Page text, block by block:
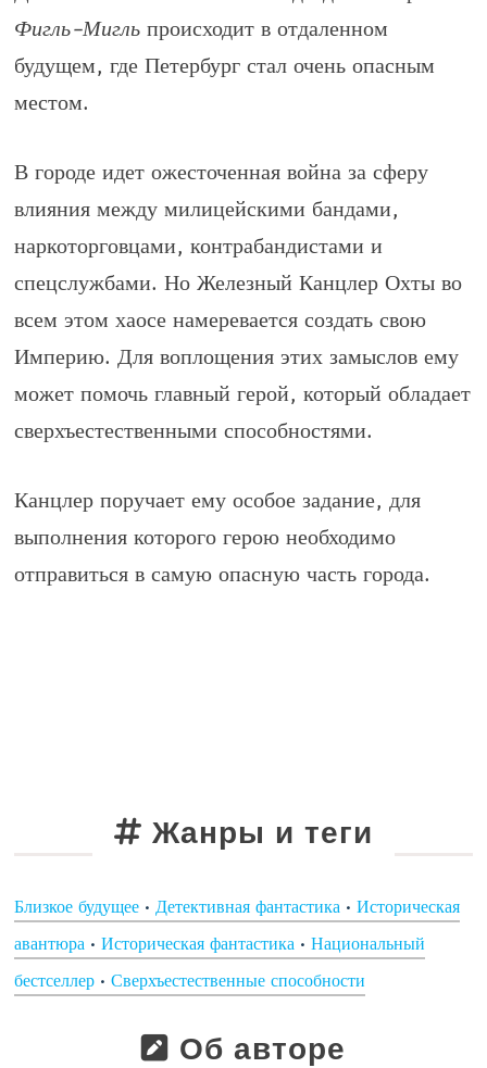
Фигль-Мигль происходит в отдаленном
будущем, где Петербург стал очень опасным
местом.
В городе идет ожесточенная война за сферу
влияния между милицейскими бандами,
наркоторговцами, контрабандистами и
спецслужбами. Но Железный Канцлер Охты во
всем этом хаосе намеревается создать свою
Империю. Для воплощения этих замыслов ему
может помочь главный герой, который обладает
сверхъестественными способностями.
Канцлер поручает ему особое задание, для
выполнения которого герою необходимо
отправиться в самую опасную часть города.
Жанры и теги
Близкое будущее •Детективная фантастика •Историческая
авантюра •Историческая фантастика •Национальный
бестселлер •Сверхъестественные способности
Об авторе